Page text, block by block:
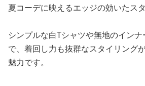
夏コーデに映えるエッジの効いたス
シンプルな白Tシャツや無地のイン
で、着回し力も抜群なスタイリング
魅力です。